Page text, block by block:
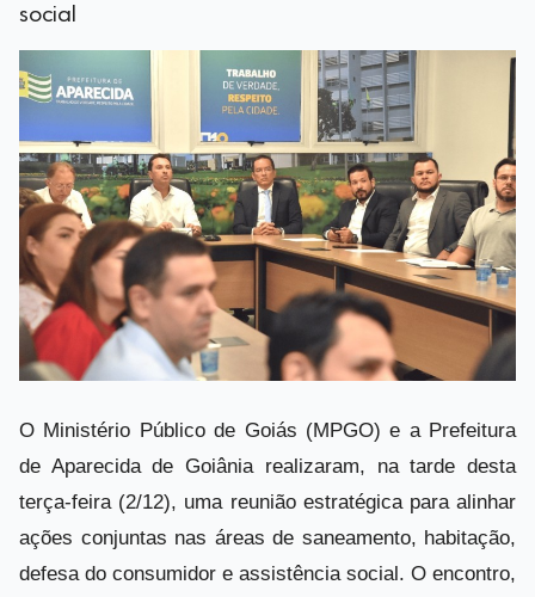
social
O Ministério Público de Goiás (MPGO) e a Prefeitura
de Aparecida de Goiânia realizaram, na tarde desta
terça-feira (2/12), uma reunião estratégica para alinhar
ações conjuntas nas áreas de saneamento, habitação,
defesa do consumidor e assistência social. O encontro,